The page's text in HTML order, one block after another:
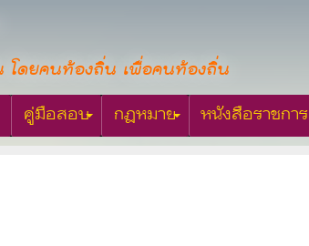
โดยคนท้องถิ่น เพื่อคนท้องถิ่น
คู่มือสอบ กฎหมาย หนังสือราชการ